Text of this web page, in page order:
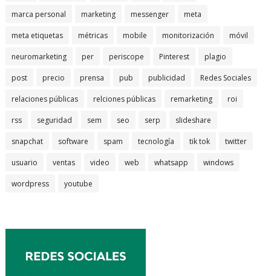
marca personal marketing messenger meta
meta etiquetas métricas mobile monitorización móvil
neuromarketing per periscope Pinterest plagio
post precio prensa pub publicidad Redes Sociales
relaciones públicas relciones públicas remarketing roi
rss seguridad sem seo serp slideshare
snapchat software spam tecnología tik tok twitter
usuario ventas video web whatsapp windows
wordpress youtube